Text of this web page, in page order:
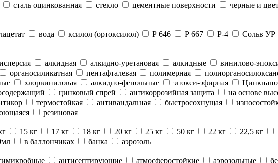
сталь оцинкованная стекло цементные поверхности черные и
вода ксилол (ортоксилол) Р 646 Р 667 Р-4 Сольв УР
алкидная алкидно-уретановая алкидные винилово-
органосиликатная пентафталевая полимерная
хлорвиниловая алкидно-фенольные эпокси-эфирная
цинковый спрей антикоррозийная защита
на основе
термостойкая антивандальная быстросохнущая
резиновая
15 кг 17 кг 18 кг 20 кг 25 кг 50 кг 22 кг 22,5 кг
в баллончиках банка
аэрозоль
антисептирующие атмосферостойкие аэрозольные